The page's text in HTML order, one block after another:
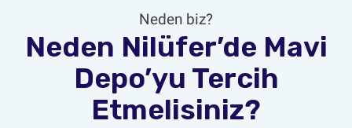
Neden biz?
Neden Nilüfer’de Mavi
Depo’yu Tercih
Etmelisiniz?